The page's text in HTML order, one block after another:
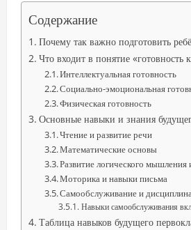
Содержание
Почему так важно подготовить
Что входит в понятие «готовность
Интеллектуальная готовность
Социально-эмоциональная
Физическая готовность
Основные навыки и знания
Чтение и развитие речи
Математические основы
Развитие логического мышления
Моторика и навыки письма
Самообслуживание и
Навыки самообслуживания
Таблица навыков будущего